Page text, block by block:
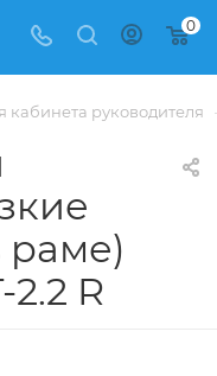
0
кабинета руководителя
раме)
R